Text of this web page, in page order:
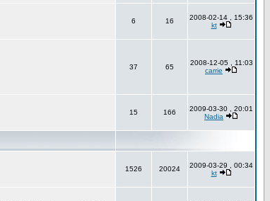
6 16
2008-02-14 , 15:36
kt
37 65
2008-12-05 , 11:03
carrie
15 166
2009-03-30 , 20:01
Nadia
1526 20024
2009-03-29 , 00:34
kt